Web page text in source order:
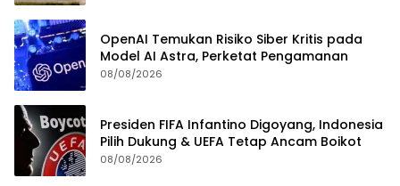
OpenAI Temukan Risiko Siber Kritis pada
Model AI Astra, Perketat Pengamanan
08/08/2026
Presiden FIFA Infantino Digoyang, Indonesia
Pilih Dukung & UEFA Tetap Ancam Boikot
08/08/2026